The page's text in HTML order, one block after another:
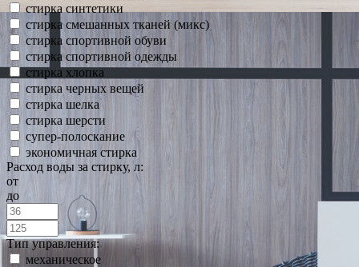
стирка синтетики
стирка смешанных тканей (микс)
стирка спортивной обуви
стирка спортивной одежды
стирка хлопка
стирка черных вещей
стирка шелка
стирка шерсти
супер-полоскание
экономичная стирка
Расход воды за стирку, л:
от
до
Тип управления:
механическое